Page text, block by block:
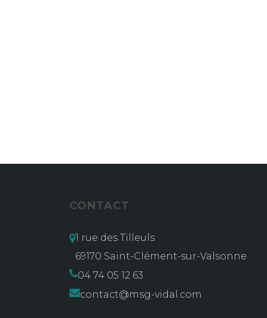
CONTACT
1 rue des Tilleuls
69170 Saint-Clément-sur-Valsonne
04 74 05 12 63
contact@msg-vidal.com